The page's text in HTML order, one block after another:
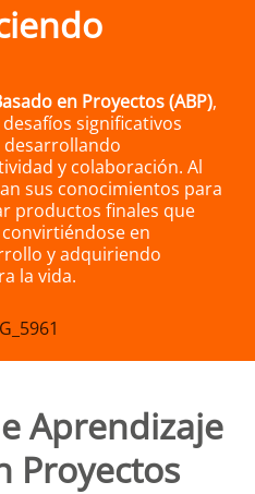
en Proyectos (ABP),
significativos
y colaboración. Al
sus conocimientos para
productos finales que
en
y adquiriendo
la vida.
Aprendizaje
Proyectos